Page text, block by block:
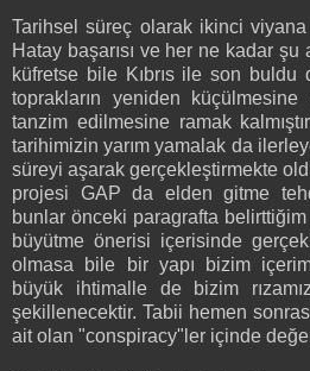
Tarihsel süreç olarak ikinci
Hatay başarısı ve her ne kadar
küfretse bile Kıbrıs ile son buldu
toprakların yeniden
tanzim edilmesine ramak
tarihimizin yarım yamalak da
süreyi aşarak gerçekleştirmekte
projesi GAP da elden gitme
bunlar önceki paragrafta
büyütme önerisi içerisinde
olmasa bile bir yapı bizim
büyük ihtimalle de bizim
şekillenecektir. Tabii hemen
ait olan "conspiracy"ler içinde